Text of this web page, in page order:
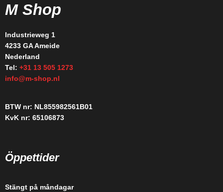
M Shop
Industrieweg 1
4233 GA Ameide
Nederland
Tel: +31 13 505 1273
info@m-shop.nl
BTW nr: NL855982561B01
KvK nr: 65106873
Öppettider
Stängt på måndagar